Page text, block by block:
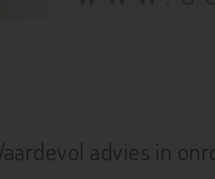
advies in